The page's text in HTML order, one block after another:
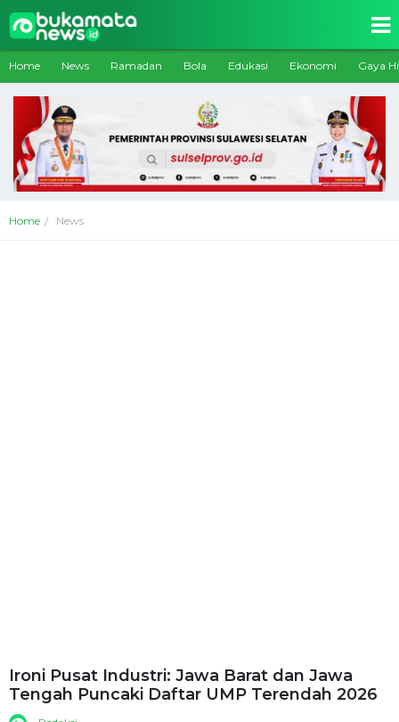
Home News Ramadan Bola Edukasi Ekonomi Gaya
Home News
Ironi Pusat Industri: Jawa Barat dan Jawa
Tengah Puncaki Daftar UMP Terendah 2026